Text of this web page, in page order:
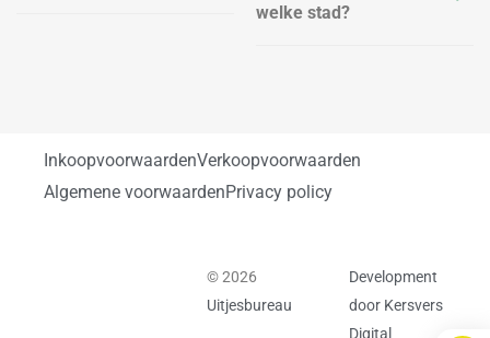
welke stad?
InkoopvoorwaardenVerkoopvoorwaarden
Algemene voorwaardenPrivacy policy
© 2026
Uitjesbureau
Development
door Kersvers
Digital